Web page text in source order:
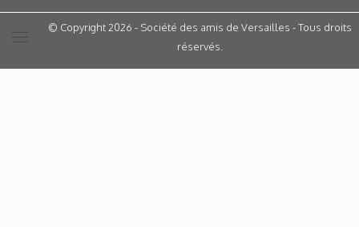
© Copyright 2026 - Société des amis de Versailles - Tous droits
réservés.